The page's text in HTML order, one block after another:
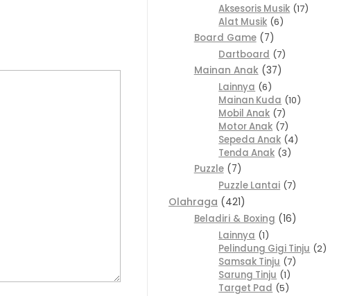
Aksesoris Musik 17
Alat Musik 6
Board Game
7
Dartboard 7
Mainan Anak
37
Lainnya 6
Mainan Kuda 10
Mobil Anak 7
Motor Anak 7
Sepeda Anak 4
Tenda Anak 3
Puzzle
7
Puzzle Lantai 7
Olahraga 421
Beladiri & Boxing
16
Lainnya 1
Pelindung Gigi Tinju 2
Samsak Tinju 7
Sarung Tinju 1
Target Pad 5